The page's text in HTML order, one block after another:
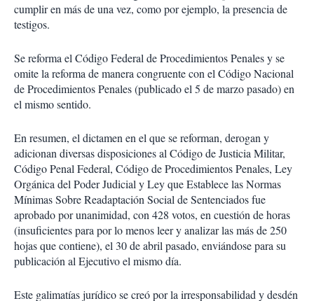
cumplir en más de una vez, como por ejemplo, la presencia de
testigos.
Se reforma el Código Federal de Procedimientos Penales y se
omite la reforma de manera congruente con el Código Nacional
de Procedimientos Penales (publicado el 5 de marzo pasado) en
el mismo sentido.
En resumen, el dictamen en el que se reforman, derogan y
adicionan diversas disposiciones al Código de Justicia Militar,
Código Penal Federal, Código de Procedimientos Penales, Ley
Orgánica del Poder Judicial y Ley que Establece las Normas
Mínimas Sobre Readaptación Social de Sentenciados fue
aprobado por unanimidad, con 428 votos, en cuestión de horas
(insuficientes para por lo menos leer y analizar las más de 250
hojas que contiene), el 30 de abril pasado, enviándose para su
publicación al Ejecutivo el mismo día.
Este galimatías jurídico se creó por la irresponsabilidad y desdén